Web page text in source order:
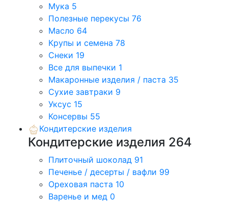
Мука 5
Полезные перекусы 76
Масло 64
Крупы и семена 78
Снеки 19
Все для выпечки 1
Макаронные изделия / паста 35
Сухие завтраки 9
Уксус 15
Консервы 55
Кондитерские изделия
Кондитерские изделия 264
Плиточный шоколад 91
Печенье / десерты / вафли 99
Ореховая паста 10
Варенье и мед 0